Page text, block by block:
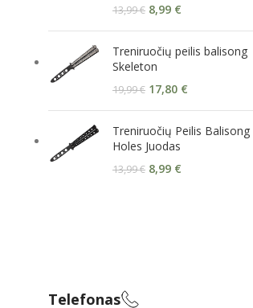
13,99€ 8,99 €
Treniruočių peilis balisong
Skeleton
19,99€ 17,80 €
Treniruočių Peilis Balisong
Holes Juodas
13,99€ 8,99 €
Telefonas